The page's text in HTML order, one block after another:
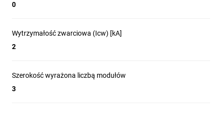
0
Wytrzymałość zwarciowa (Icw) [kA]
2
Szerokość wyrażona liczbą modułów
3